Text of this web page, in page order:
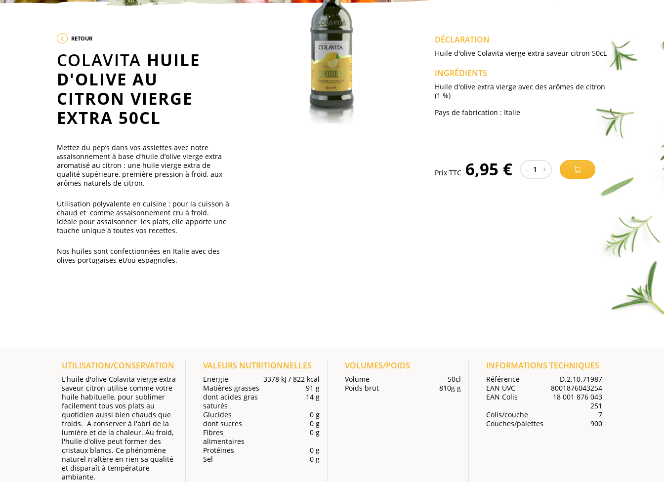
RETOUR
COLAVITA HUILE
D'OLIVE AU
CITRON VIERGE
EXTRA 50CL
Mettez du pep’s dans vos assiettes avec notre
assaisonnement à base d’huile d’olive vierge extra
aromatisé au citron : une huile vierge extra de
qualité supérieure, première pression à froid, aux
arômes naturels de citron.
Utilisation polyvalente en cuisine : pour la cuisson à
chaud et comme assaisonnement cru à froid.
Idéale pour assaisonner les plats, elle apporte une
touche unique à toutes vos recettes.
Nos huiles sont confectionnées en Italie avec des
olives portugaises et/ou espagnoles.
DÉCLARATION
Huile d'olive Colavita vierge extra saveur citron 50cL
INGRÉDIENTS
Huile d'olive extra vierge avec des arômes de citron
(1 %)
Pays de fabrication : Italie
Prix TTC 6,95 € - 1 +
UTILISATION/CONSERVATION
L'huile d'olive Colavita vierge extra
saveur citron utilise comme votre
huile habituelle, pour sublimer
facilement tous vos plats au
quotidien aussi bien chauds que
froids. A conserver à l'abri de la
lumière et de la chaleur. Au froid,
l'huile d'olive peut former des
cristaux blancs. Ce phénomène
naturel n'altère en rien sa qualité
et disparaît à température
ambiante.
VALEURS NUTRITIONNELLES
Energie
3378 kJ / 822 kcal
Matières grasses
91 g
dont acides gras
saturés
14 g
Glucides
0 g
dont sucres
0 g
Fibres
alimentaires
0 g
Protéines
0 g
Sel
0 g
VOLUMES/POIDS
Volume
50cl
Poids brut
810g g
INFORMATIONS TECHNIQUES
Référence
D.2.10.71987
EAN UVC
8001876043254
EAN Colis
18 001 876 043
251
Colis/couche
7
Couches/palettes
900